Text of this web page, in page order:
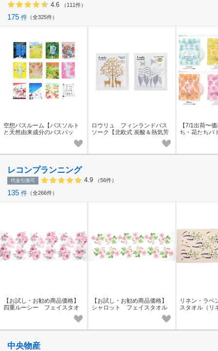
4.6 （111件）
175 件 全325件
空想バスルーム【バスソルト
と天然由来成分のバスバッ
ロウリュ フィンランドバス
ソーク【北欧式 炭酸＆熱気芳
【7/1出荷〜
ち・花たちバ
レコンプランニング
代金引換可 4.9 （56件）
135 件 全266件
【お試し・お勧め商品価格】
四重ルーシー フェイスタオ
ル（四重ガーゼ素材）＜日本
【お試し・お勧め商品価格】
シャロット フェイスタオル
（四重ガーゼ素材））＜日本
リネン・ラ
スタオル（リ
中央物産